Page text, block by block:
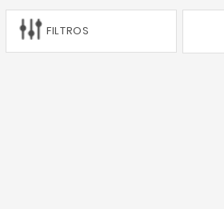
FILTROS